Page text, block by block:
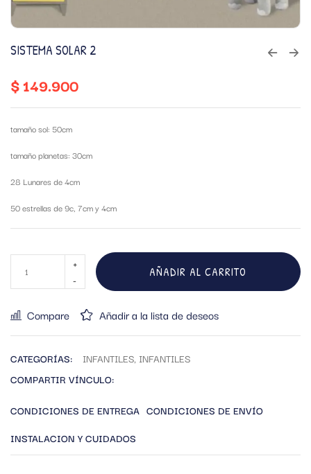
SISTEMA SOLAR 2
$149.900
tamaño sol: 50cm
tamaño planetas: 30cm
28 Lunares de 4cm
50 estrellas de 9c, 7cm y 4cm
AÑADIR AL CARRITO
Compare Añadir a la lista de deseos
CATEGORÍAS: INFANTILES, INFANTILES
COMPARTIR VÍNCULO:
CONDICIONES DE ENTREGA CONDICIONES DE ENVÍO
INSTALACION Y CUIDADOS